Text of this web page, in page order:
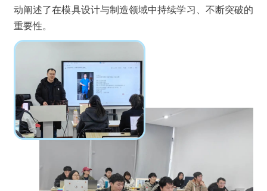
动阐述了在模具设计与制造领域中持续学习、不断突破的
重要性。